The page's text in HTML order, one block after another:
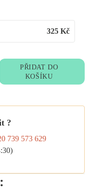
325 Kč
PŘIDAT DO
KOŠÍKU
?
739 573 629